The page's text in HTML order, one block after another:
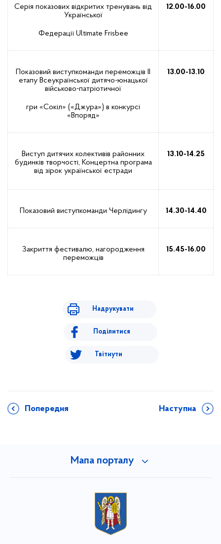
Серія показових відкритих тренувань від
Української
Федерації Ultimate Frisbee
12.00-16.00
Показовий виступкоманди переможців ІІ
етапу Всеукраїнської дитячо-юнацької
військово-патріотичної
гри «Сокіл» («Джура») в конкурсі
«Впоряд»
13.00-13.10
Виступ дитячих колективів районних
будинків творчості, Концертна програма
від зірок української естради
13.10-14.25
Показовий виступкоманди Черлідингу 14.30-14.40
Закриття фестивалю, нагородження
переможців
15.45-16.00
Надрукувати
Поділитися
Твітнути
Попередня Наступна
Мапа порталу